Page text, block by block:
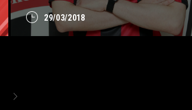
29/03/2018